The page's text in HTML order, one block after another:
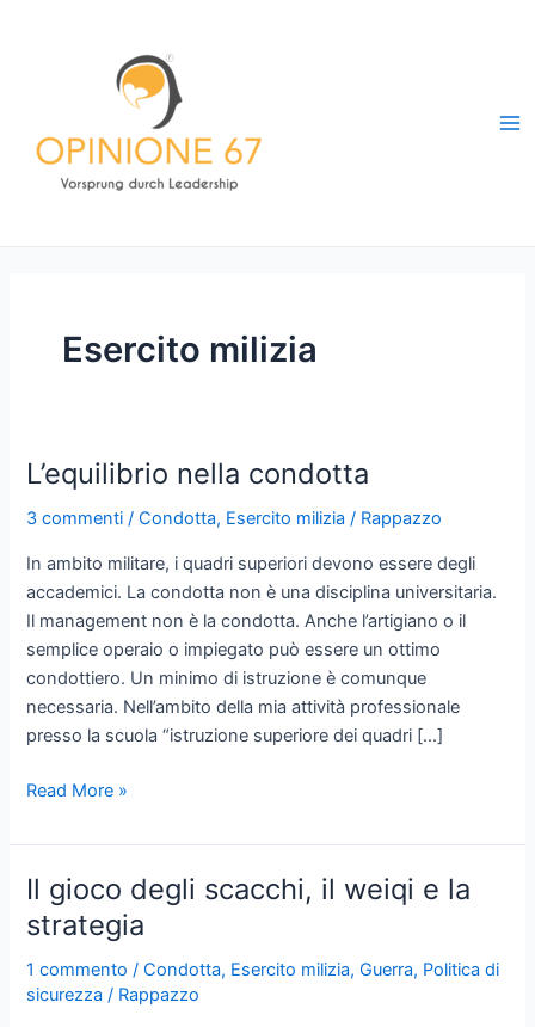
Esercito milizia
L’equilibrio nella condotta
3 commenti /Condotta, Esercito milizia / Rappazzo
In ambito militare, i quadri superiori devono essere degli
accademici. La condotta non è una disciplina universitaria.
Il management non è la condotta. Anche l’artigiano o il
semplice operaio o impiegato può essere un ottimo
condottiero. Un minimo di istruzione è comunque
necessaria. Nell’ambito della mia attività professionale
presso la scuola “istruzione superiore dei quadri […]
L’equilibrio
condotta
Read More »
Il gioco degli scacchi, il weiqi e la
strategia
1 commento /Condotta, Esercito milizia,Guerra, Politica di
sicurezza / Rappazzo